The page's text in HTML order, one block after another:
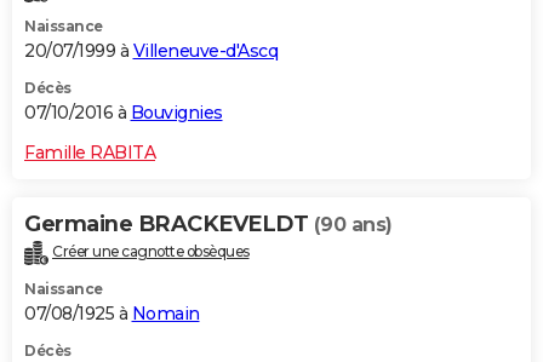
Naissance
20/07/1999 à Villeneuve-d'Ascq
Décès
07/10/2016 à Bouvignies
Famille RABITA
Germaine BRACKEVELDT (90 ans)
Créer une cagnotte obsèques
Naissance
07/08/1925 à Nomain
Décès